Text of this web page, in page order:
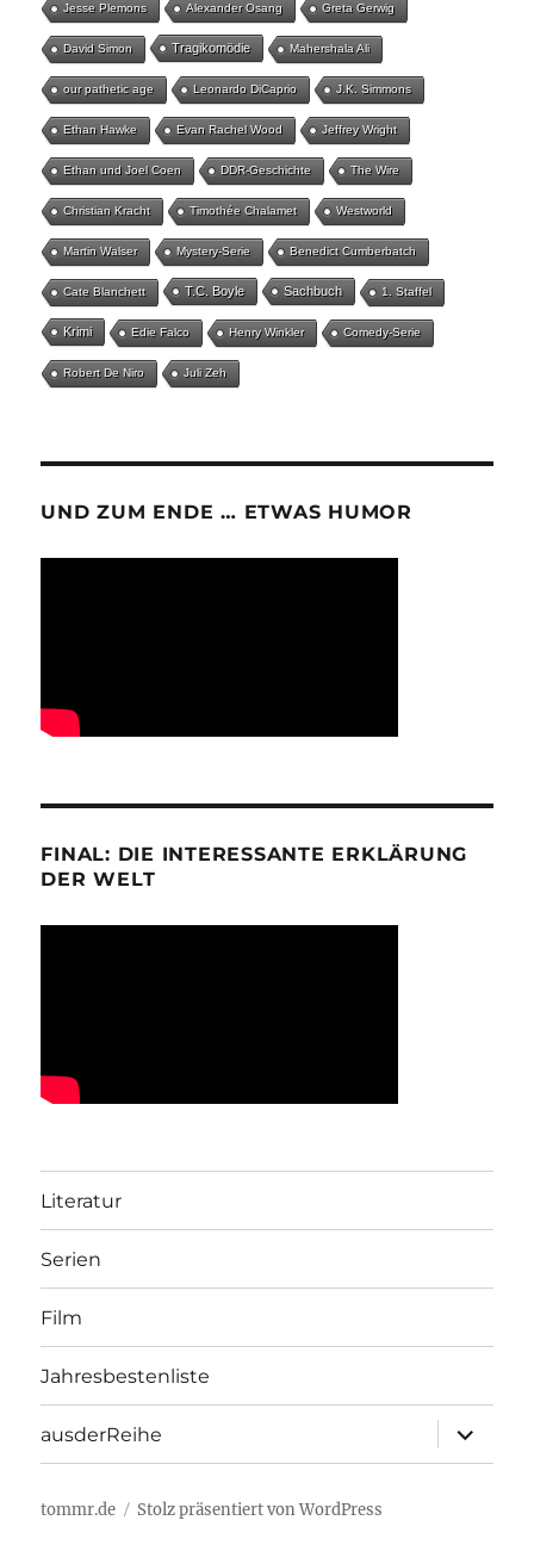
Jesse Plemons Alexander Osang Greta Gerwig
David Simon Tragikomödie Mahershala Ali
our pathetic age Leonardo DiCaprio J.K. Simmons
Ethan Hawke Evan Rachel Wood Jeffrey Wright
Ethan und Joel Coen DDR-Geschichte The Wire
Christian Kracht Timothée Chalamet Westworld
Martin Walser Mystery-Serie Benedict Cumberbatch
Cate Blanchett T.C. Boyle Sachbuch 1. Staffel
Krimi Edie Falco Henry Winkler Comedy-Serie
Robert De Niro Juli Zeh
UND ZUM ENDE … ETWAS HUMOR
FINAL: DIE INTERESSANTE ERKLÄRUNG
DER WELT
Literatur
Serien
Film
Jahresbestenliste
ausderReihe
öffnen
tommr.de Stolz präsentiert von WordPress